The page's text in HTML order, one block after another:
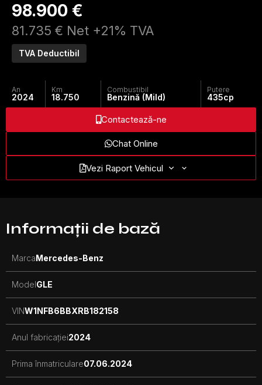
98.900 €
TVA Deductibil
81.735 € Net +21% TVA
An
2024
Km
18.750
Combustibil
Benzină (Mild)
Putere
435cp
Contactează-ne
Chat Online
Vezi Raport Vehicul
Informații de bază
MarcaMercedes-Benz
ModelGLE
VINW1NFB6BBXRB182158
Anul fabricației2024
Prima înmatriculare07.06.2024